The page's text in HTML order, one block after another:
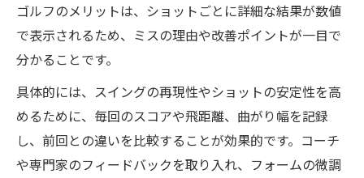
ゴルフのメリットは、ショットごとに詳細な結果が数値
で表示されるため、ミスの理由や改善ポイントが一目で
分かることです。
具体的には、スイングの再現性やショットの安定性を高
めるために、毎回のスコアや飛距離、曲がり幅を記録
し、前回との違いを比較することが効果的です。コーチ
や専門家のフィードバックを取り入れ、フォームの微調